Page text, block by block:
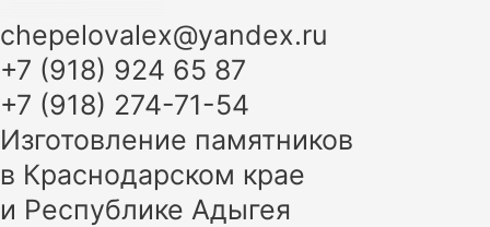
chepelovalex@yandex.ru
+7 (918) 924 65 87
+7 (918) 274-71-54
Изготовление памятников
в Краснодарском крае
и Республике Адыгея